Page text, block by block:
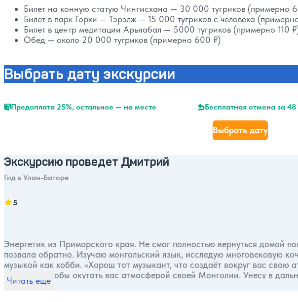
Билет на конную статую Чингисхана — 30 000 тугриков (примерно
Билет в парк Горхи — Тэрэлж — 15 000 тугриков с человека
Билет в центр медитации Арьяабал — 5000 тугриков (примерно 110
Обед — около 20 000 тугриков (примерно 600 ₽)
Выбрать дату экскурсии
Предоплата 25%, остальное — на месте Бесплатная отмена за 48
Выбрать дату
Экскурсию проведет Дмитрий
Гид в Улан-Баторе
5
Энергетик из Приморского края. Не смог полностью вернуться домой
позвала обратно. Изучаю монгольский язык, исследую многовековую
музыкой как хобби. «Хорош тот музыкант, что создаёт вокруг вас свою
туризмом, чтобы окутать вас атмосферой своей Монголии. Унесу в
Читать еще